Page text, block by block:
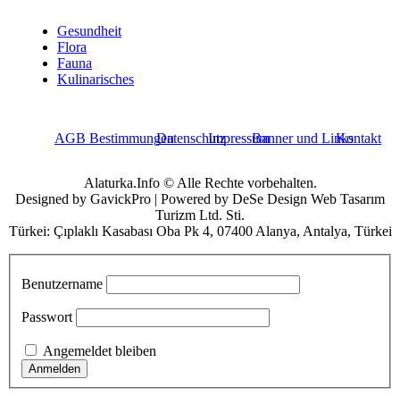
Gesundheit
Flora
Fauna
Kulinarisches
AGB BestimmungenDatenschutzImpressumBanner und LinksKontakt
Alaturka.Info © Alle Rechte vorbehalten.
Designed by GavickPro | Powered by DeSe Design Web Tasarım
Turizm Ltd. Sti.
Türkei: Çıplaklı Kasabası Oba Pk 4, 07400 Alanya, Antalya, Türkei
Benutzername
Passwort
Angemeldet bleiben